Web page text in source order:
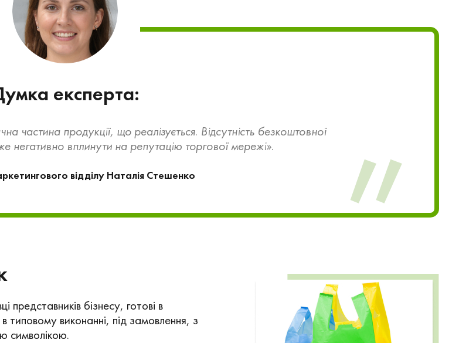
експерта:
частина продукції, що реалізується. Відсутність безкоштовної
негативно вплинути на репутацію торгової мережі».
відділу Наталія Стешенко
представників бізнесу, готові в
в типовому виконанні, під замовлення, з
символікою.